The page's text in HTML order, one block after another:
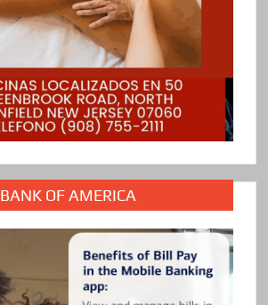
BANK OF AMERICA